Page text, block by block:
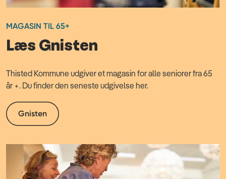
MAGASIN TIL 65+
Læs Gnisten
Thisted Kommune udgiver et magasin for alle seniorer fra 65
år +. Du finder den seneste udgivelse her.
Gnisten